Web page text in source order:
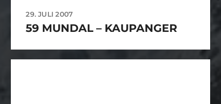
29. JULI 2007
59 MUNDAL – KAUPANGER